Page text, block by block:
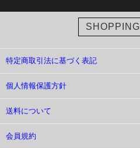
特定商取引法に基づく表記
個人情報保護方針
送料について
会員規約